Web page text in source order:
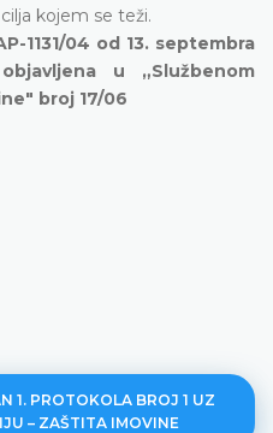
kojem se teži.
1131/04 od 13. septembra
u „Službenom
broj 17/06
1. PROTOKOLA BROJ 1 UZ
– ZAŠTITA IMOVINE